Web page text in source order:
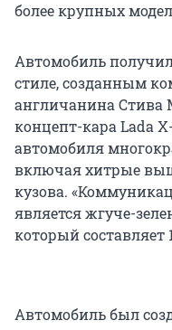
более крупных
Автомобиль
стиле, созданным
англичанина Стива
концепт-кара Lada
автомобиля
включая хитрые
кузова.
является жгуче-
который составляет
Автомобиль был